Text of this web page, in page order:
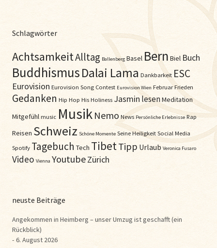
Schlagwörter
AchtsamkeitAlltag Ballenberg Basel Bern Biel Buch
BuddhismusDalai Lama Dankbarkeit ESC
Eurovision Eurovision Song Contest Eurovision Wien FebruarFrieden
Gedanken Hip Hop His Holiness Jasmin lesenMeditation
Mitgefühlmusic Musik Nemo News Persönliche Erlebnisse Rap
Reisen Schweiz Schöne Momente Seine HeiligkeitSocial Media
Spotify Tagebuch Tech TibetTipp Urlaub Veronica Fusaro
Video Vienna YoutubeZürich
neuste Beiträge
Angekommen in Heimberg – unser Umzug ist geschafft (ein
Rückblick)
6. August 2026